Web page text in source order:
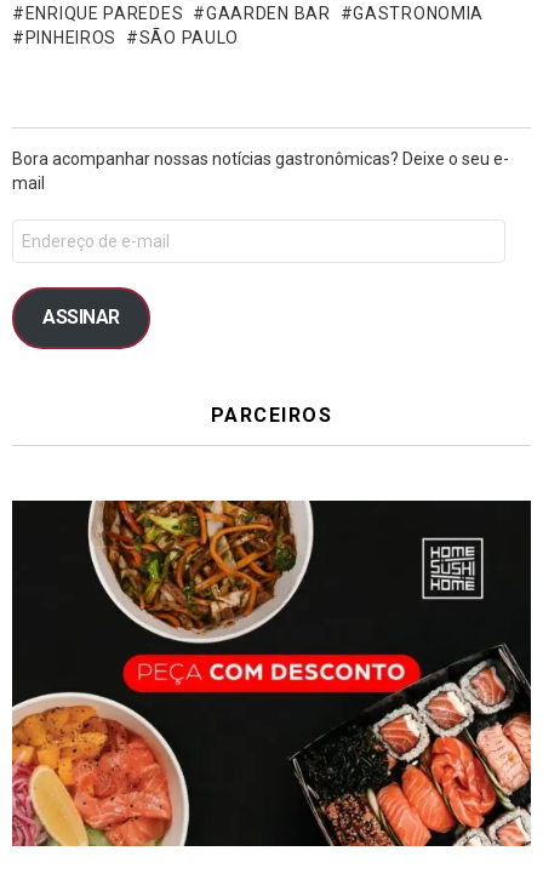
ENRIQUE PAREDES
GAARDEN BAR
GASTRONOMIA
PINHEIROS
SÃO PAULO
Bora acompanhar nossas notícias gastronômicas? Deixe o seu e-
mail
ASSINAR
PARCEIROS